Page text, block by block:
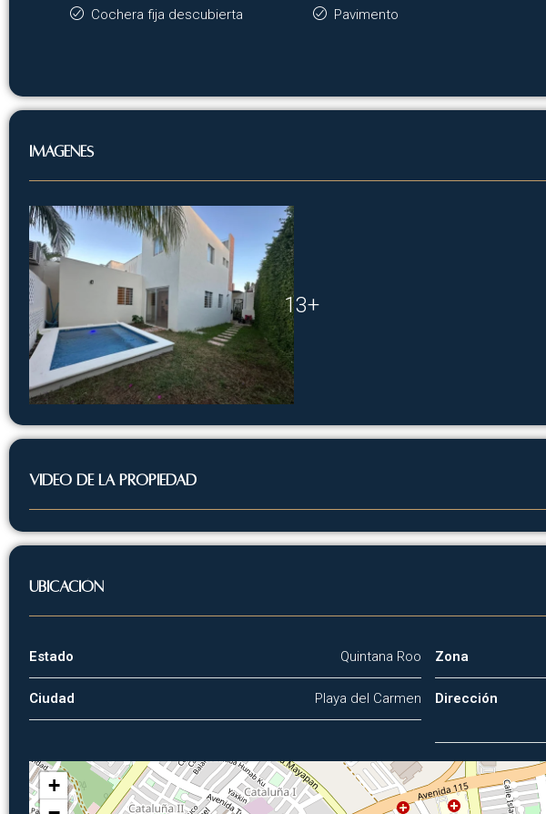
Cochera fija descubierta Pavimento
Imágenes
13+
VIDEO DE LA PROPIEDAD
Ubicación
Estado Quintana Roo
Ciudad Playa del Carmen
Zona
Dirección
+